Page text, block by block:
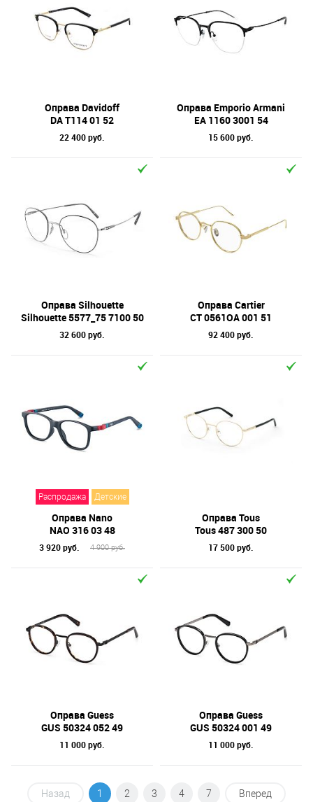
Оправа Davidoff
DA T114 01 52
22 400 руб.
Оправа Emporio Armani
EA 1160 3001 54
15 600 руб.
Оправа Silhouette
Silhouette 5577_75 7100 50
32 600 руб.
Оправа Cartier
CT 0561OA 001 51
92 400 руб.
Распродажа Детские
Оправа Nano
NAO 316 03 48
3 920 руб. 4 900 руб.
Оправа Tous
Tous 487 300 50
17 500 руб.
Оправа Guess
GUS 50324 052 49
11 000 руб.
Оправа Guess
GUS 50324 001 49
11 000 руб.
Назад 1 2 3 4 7 Вперед